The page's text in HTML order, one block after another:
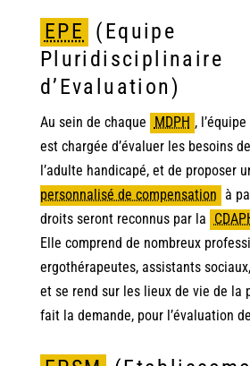
EPE
(Equipe
Pluridisciplinaire
d’Evaluation)
Au sein de chaque MDPH ,
est chargée d’évaluer les besoins
l’adulte handicapé, et de proposer
personnalisé de compensation à
droits seront reconnus par la
Elle comprend de nombreux
ergothérapeutes, assistants
et se rend sur les lieux de vie de la
fait la demande, pour l’évaluation